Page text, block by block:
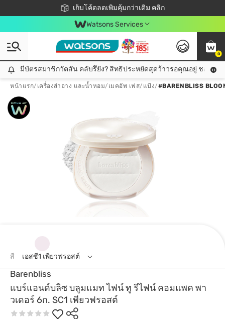
เก็บโค้ดลดเพิ่มคุ้มกว่าเดิม คลิก
ชอปออนไลน์ครั้งแรก ลดเพิ่มจุก ๆ 10%! 🎉
📦ส่งฟรี! เมื่อชอป 499฿
สมาชิกวัตสัน คลับดียังไง?
Watsons Services
0
มีบัตรสมาชิกวัตสัน คลับรึยัง? สิทธิประหยัดสุดว้าวรอคุณอยู่ ชอปคุ้มกว่าเดิม คลิก!
มีบัตรสมาชิกวัตสัน คลับรึยัง? สิทธิประหยัดสุดว้าวรอคุณอยู่ ชอปคุ้มก
หน้าแรก/ เครื่องสำอาง และน้ำหอม/ เมคอัพ เฟส/ แป้ง/#BARENBLISS
Barenbliss
แบร์แอนด์บลิซ บลูมแมท ไฟน์ ทู รีไฟน์ คอมแพค พา
วเดอร์ 6ก. SC1 เพียวฟรอสต์
สี เอสซี1 เพียวฟรอสต์